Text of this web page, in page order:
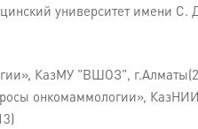
университет имени С.
КазМУ "ВШОЗ",
онкомаммологии»,